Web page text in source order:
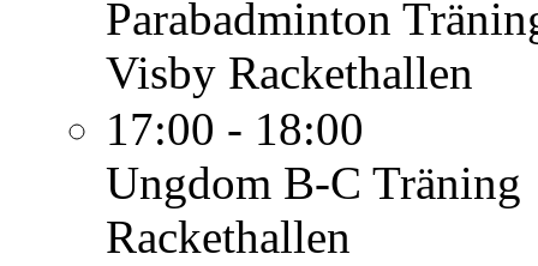
Parabadminton
Visby Rackethallen
17:00 - 18:00
Ungdom B-C Träning
Rackethallen